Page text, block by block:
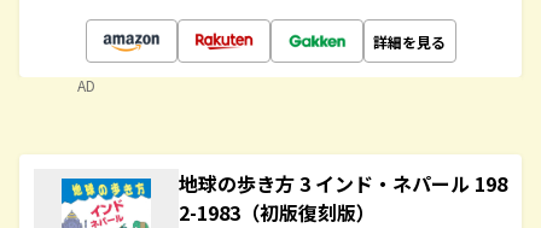
詳細を見る
AD
地球の歩き方 3 インド・ネパール 198
2-1983（初版復刻版）